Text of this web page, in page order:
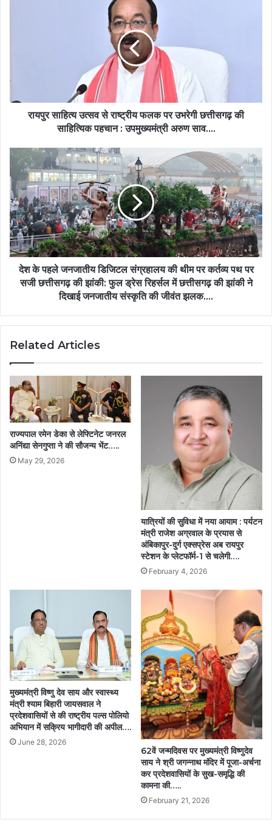
छत्तीसगढ़
उपमुख्यमंत्री
अरुण
साव….
रायपुर साहित्य उत्सव से राष्ट्रीय फलक पर उभरेगी छत्तीसगढ़ की
साहित्यिक पहचान : उपमुख्यमंत्री अरुण साव….
देश
पहले
जनजातीय
डिजिटल
संग्रहालय
की
थीम
पर
कर्तव्य
छत्तीसगढ़
झांकी:
रिहर्सल
में
छत्तीसगढ़
की
झांकी
ने
दिखाई
देश के पहले जनजातीय डिजिटल संग्रहालय की थीम पर कर्तव्य पथ पर
सजी छत्तीसगढ़ की झांकी: फुल ड्रेस रिहर्सल में छत्तीसगढ़ की झांकी ने
दिखाई जनजातीय संस्कृति की जीवंत झलक….
Related Articles
राज्यपाल रमेन डेका से लेफ्टिनेट जनरल
अनिंद्या सेनगुप्ता ने की सौजन्य भेंट…..
May 29, 2026
यात्रियों की सुविधा में नया आयाम : पर्यटन
मंत्री राजेश अग्रवाल के प्रयास से
अंबिकापुर-दुर्ग एक्सप्रेस अब रायपुर
स्टेशन के प्लेटफॉर्म-1 से चलेगी….
February 4, 2026
मुख्यमंत्री विष्णु देव साय और स्वास्थ्य
मंत्री श्याम बिहारी जायसवाल ने
प्रदेशवासियों से की राष्ट्रीय पल्स पोलियो
अभियान में सक्रिय भागीदारी की अपील….
June 28, 2026
62वें जन्मदिवस पर मुख्यमंत्री विष्णुदेव
साय ने श्री जगन्नाथ मंदिर में पूजा-अर्चना
कर प्रदेशवासियों के सुख-समृद्धि की
कामना की…..
February 21, 2026